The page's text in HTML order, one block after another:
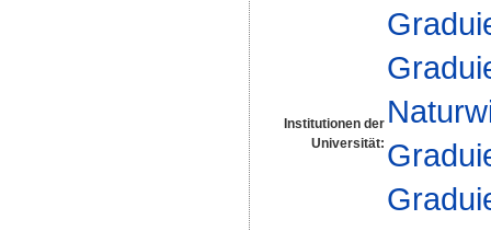
Institutionen der
Universität: